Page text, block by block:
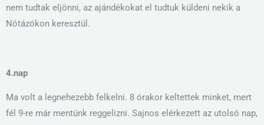
nem tudtak eljönni, az ajándékokat el tudtuk küldeni nekik a
Nótázókon keresztül.
4.nap
Ma volt a legnehezebb felkelni. 8 órakor keltettek minket, mert
fél 9-re már mentünk reggelizni. Sajnos elérkezett az utolsó nap,